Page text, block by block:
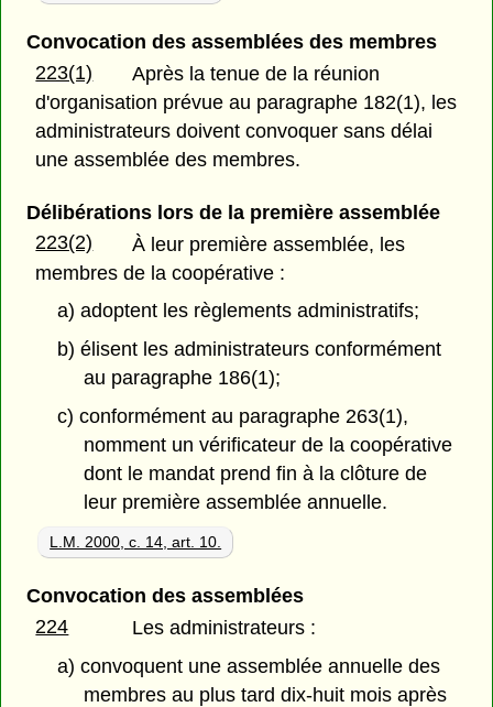
Convocation des assemblées des membres
223(1)
Après la tenue de la réunion
d'organisation prévue au paragraphe 182(1), les
administrateurs doivent convoquer sans délai
une assemblée des membres.
Délibérations lors de la première assemblée
223(2)
À leur première assemblée, les
membres de la coopérative :
a) adoptent les règlements administratifs;
b) élisent les administrateurs conformément
au paragraphe 186(1);
c) conformément au paragraphe 263(1),
nomment un vérificateur de la coopérative
dont le mandat prend fin à la clôture de
leur première assemblée annuelle.
L.M. 2000, c. 14, art. 10.
Convocation des assemblées
224
Les administrateurs :
a) convoquent une assemblée annuelle des
membres au plus tard dix-huit mois après